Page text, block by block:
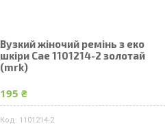
Вузкий жіночий ремінь з еко
шкіри Cae 1101214-2 золотай
(mrk)
195 ₴
1101214-2